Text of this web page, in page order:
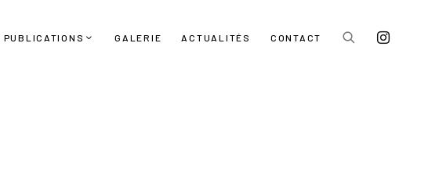
PUBLICATIONS GALERIE ACTUALITÉS CONTACT